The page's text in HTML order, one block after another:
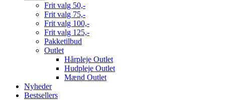
Frit valg 50,-
Frit valg 75,-
Frit valg 100,-
Frit valg 125,-
Pakketilbud
Outlet
Hårpleje Outlet
Hudpleje Outlet
Mænd Outlet
Nyheder
Bestsellers